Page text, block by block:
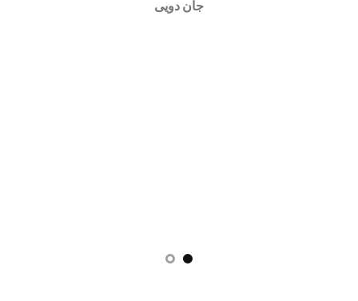
جان دویی